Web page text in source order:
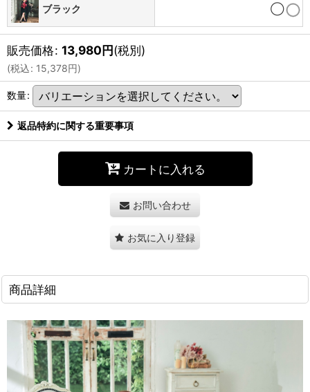
ブラック ◯
販売価格: 13,980円(税別)
(税込: 15,378円)
数量:
返品特約に関する重要事項
カートに入れる
お問い合わせ
お気に入り登録
商品詳細